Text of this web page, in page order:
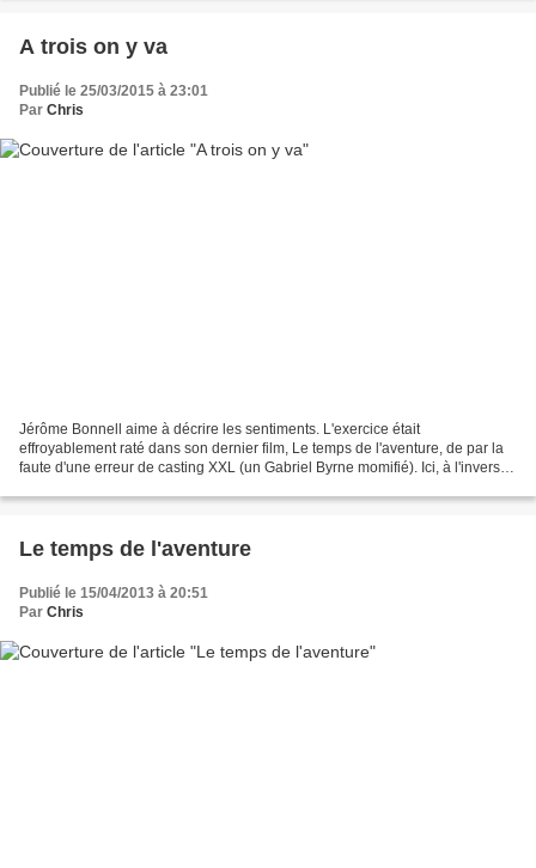
A trois on y va
Publié le 25/03/2015 à 23:01
Par Chris
Jérôme Bonnell aime à décrire les sentiments. L'exercice était
effroyablement raté dans son dernier film, Le temps de l'aventure, de par la
faute d'une erreur de casting XXL (un Gabriel Byrne momifié). Ici, à l'inverse,
Le temps de l'aventure
Publié le 15/04/2013 à 20:51
Par Chris